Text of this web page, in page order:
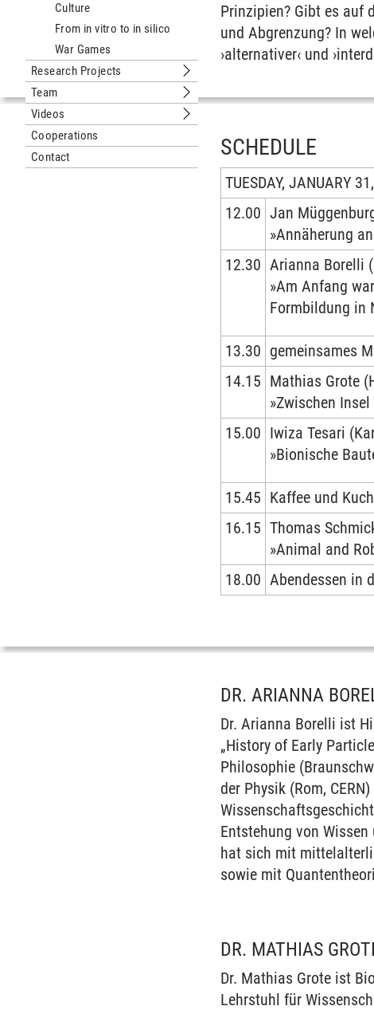
Culture
From in vitro to in silico
War Games
Research Projects
Submenu Research Projects
Team
Submenu Team
Videos
Submenu Videos
Cooperations
Contact
Prinzipien? Gibt es auf
und Abgrenzung? In
›alternativer‹ und
SCHEDULE
TUESDAY, JANUARY
12.00 Jan
»Annäherung
12.30 Arianna Borelli
»Am Anfang
Formbildung in
13.30 gemeinsames
14.15 Mathias Grote
»Zwischen
15.00 Iwiza Tesari
»Bionische
15.45 Kaffee und
16.15 Thomas
»Animal and
18.00 Abendessen in
DR. ARIANNA
Dr. Arianna Borelli ist
„History of Early
Philosophie
der Physik (Rom,
Entstehung von
hat sich mit
sowie mit
DR. MATHIAS
Dr. Mathias Grote ist
Lehrstuhl für